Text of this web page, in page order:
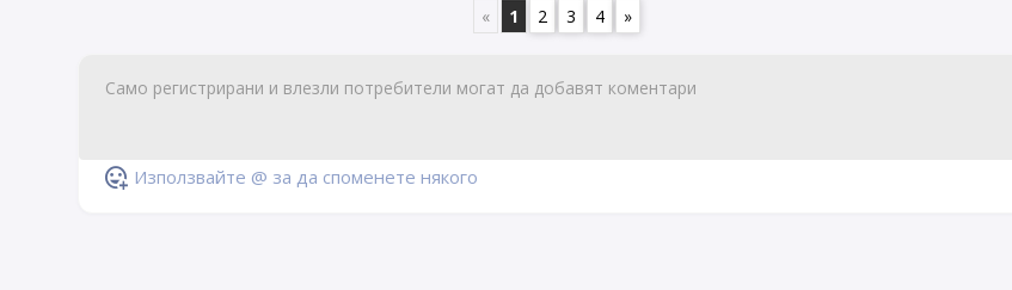
« 1 2 3 4 »
Използвайте @ за да споменете някого